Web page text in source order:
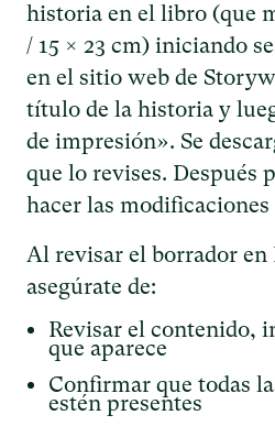
historia en el libro (que
/ 15 × 23 cm) iniciando
en el sitio web de
título de la historia y
de impresión». Se
que lo revises. Después
hacer las modificaciones
Al revisar el borrador en
asegúrate de:
Revisar el contenido,
que aparece
Confirmar que todas
estén presentes